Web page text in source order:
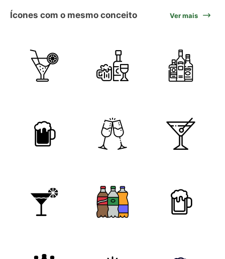
Ícones com o mesmo conceito Ver mais